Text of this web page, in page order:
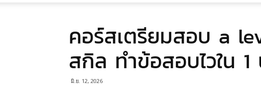
คอร์สเตรียมสอบ a
สกิล ทำข้อสอบไวใน 1
มิ.ย. 12, 2026